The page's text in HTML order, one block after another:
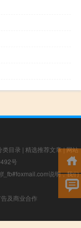
类目录 | 精选推荐文章|网站
号
说明，我们
及商业合作